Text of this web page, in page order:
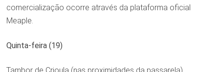
comercialização ocorre através da plataforma oficial
Meaple.
Quinta-feira (19)